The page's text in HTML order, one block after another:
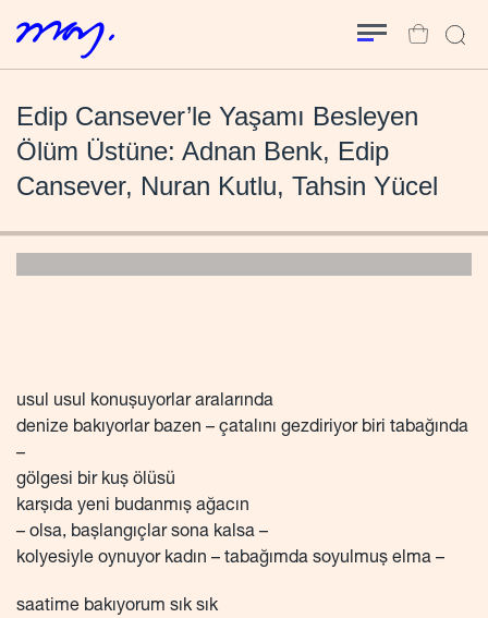
Edip Cansever’le Yaşamı Besleyen
Ölüm Üstüne: Adnan Benk, Edip
Cansever, Nuran Kutlu, Tahsin Yücel
usul usul konuşuyorlar aralarında
denize bakıyorlar bazen – çatalını gezdiriyor biri tabağında
–
gölgesi bir kuş ölüsü
karşıda yeni budanmış ağacın
– olsa, başlangıçlar sona kalsa –
kolyesiyle oynuyor kadın – tabağımda soyulmuş elma –
saatime bakıyorum sık sık